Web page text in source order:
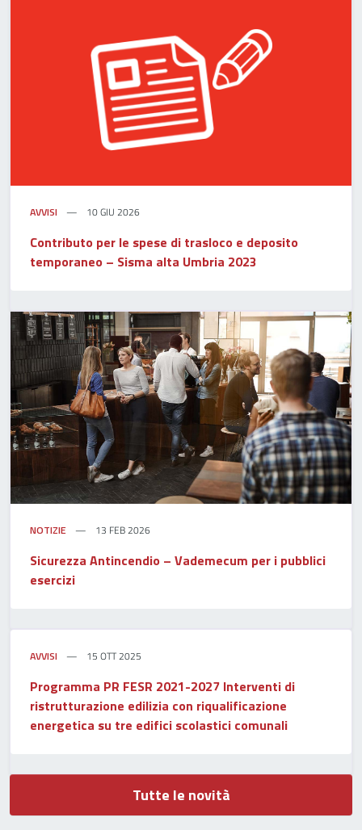
AVVISI 10 GIU 2026
Contributo per le spese di trasloco e deposito
temporaneo – Sisma alta Umbria 2023
NOTIZIE 13 FEB 2026
Sicurezza Antincendio – Vademecum per i pubblici
esercizi
AVVISI 15 OTT 2025
Programma PR FESR 2021-2027 Interventi di
ristrutturazione edilizia con riqualificazione
energetica su tre edifici scolastici comunali
Tutte le novità